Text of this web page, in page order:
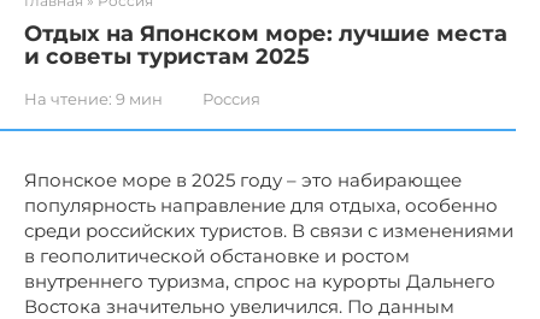
Отдых на Японском море: лучшие места
и советы туристам 2025
На чтение: 9 мин Россия
Японское море в 2025 году – это набирающее
популярность направление для отдыха, особенно
среди российских туристов. В связи с изменениями
в геополитической обстановке и ростом
внутреннего туризма, спрос на курорты Дальнего
Востока значительно увеличился. По данным